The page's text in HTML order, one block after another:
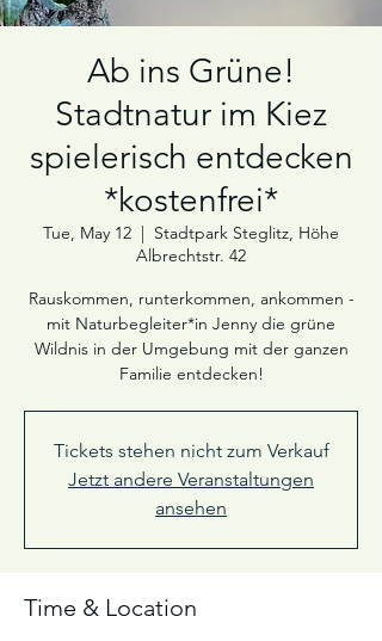
Ab ins Grüne!
Stadtnatur im Kiez
spielerisch entdecken
*kostenfrei*
Tue, May 12
  |
Stadtpark Steglitz, Höhe
Albrechtstr. 42
Rauskommen, runterkommen, ankommen -
mit Naturbegleiter*in Jenny die grüne
Wildnis in der Umgebung mit der ganzen
Familie entdecken!
Tickets stehen nicht zum Verkauf
Jetzt andere Veranstaltungen
ansehen
Time & Location